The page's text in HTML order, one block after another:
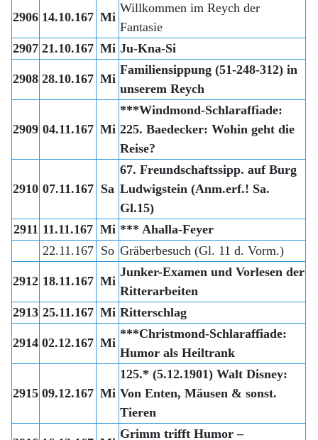
2906 14.10.167 Mi
Willkommen im Reych der
Fantasie
2907 21.10.167 Mi Ju-Kna-Si
2908 28.10.167 Mi
Familiensippung (51-248-312) in
unserem Reych
2909 04.11.167 Mi
***Windmond-Schlaraffiade:
225. Baedecker: Wohin geht die
Reise?
2910 07.11.167 Sa
67. Freundschaftssipp. auf Burg
Ludwigstein (Anm.erf.! Sa.
Gl.15)
2911 11.11.167 Mi *** Ahalla-Feyer
22.11.167 So Gräberbesuch (Gl. 11 d. Vorm.)
2912 18.11.167 Mi
Junker-Examen und Vorlesen der
Ritterarbeiten
2913 25.11.167 Mi Ritterschlag
2914 02.12.167 Mi
***Christmond-Schlaraffiade:
Humor als Heiltrank
2915 09.12.167 Mi
125.* (5.12.1901) Walt Disney:
Von Enten, Mäusen & sonst.
Tieren
Grimm trifft Humor –